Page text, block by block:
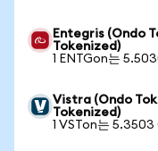
Entegris (Ondo
Tokenized)
1 ENTGon는
Vistra (Ondo
Tokenized)
1 VSTon는